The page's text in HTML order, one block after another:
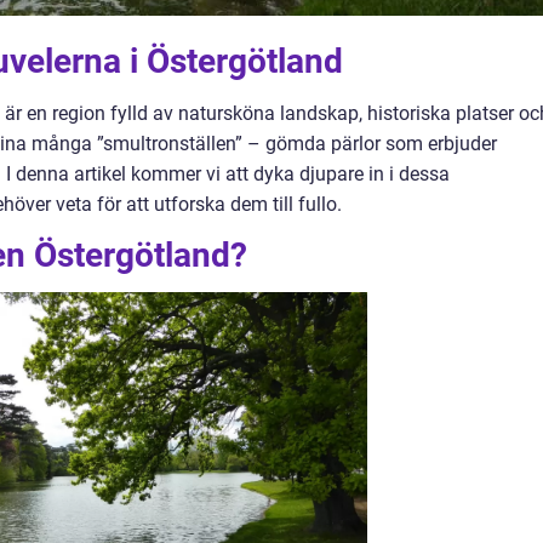
i Östergötland
en region fylld av natursköna landskap, historiska platser
många ”smultronställen” – gömda pärlor som erbjuder
denna artikel kommer vi att dyka djupare in i dessa
veta för att utforska dem till fullo.
Östergötland?